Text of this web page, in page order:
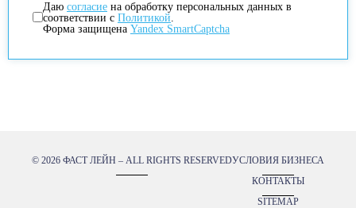
Даю согласие на обработку персональных данных в
соответствии с Политикой.
Форма защищена Yandex SmartCaptcha
© 2026 ФАСТ ЛЕЙН – ALL RIGHTS RESERVEDУСЛОВИЯ БИЗНЕСА
КОНТАКТЫ
SITEMAP